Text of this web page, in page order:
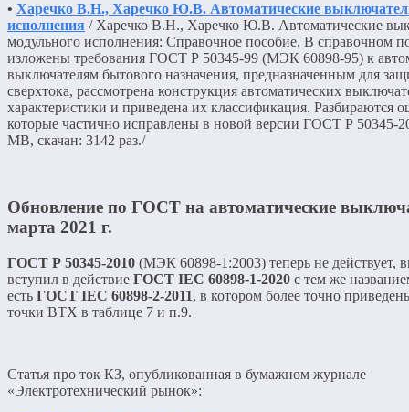
• Харечко В.Н., Харечко Ю.В. Автоматические
исполнения / Харечко В.Н., Харечко Ю.В. Автоматические
модульного исполнения: Справочное пособие. В справочном
изложены требования ГОСТ Р 50345-99 (МЭК 60898-95) к
выключателям бытового назначения, предназначенным для
сверхтока, рассмотрена конструкция автоматических
характеристики и приведена их классификация. Разбираются
которые частично исправлены в новой версии ГОСТ Р 50345-
MB, скачан: 3142 раз./
Обновление по ГОСТ на автоматические
марта 2021 г.
ГОСТ Р 50345-2010 (МЭК 60898-1:2003) теперь не действует,
вступил в действие ГОСТ IEC 60898-1-2020 с тем же
есть ГОСТ IEC 60898-2-2011, в котором более точно
точки ВТХ в таблице 7 и п.9.
Cтатья про ток КЗ, опубликованная в бумажном журнале
«Электротехнический рынок»: